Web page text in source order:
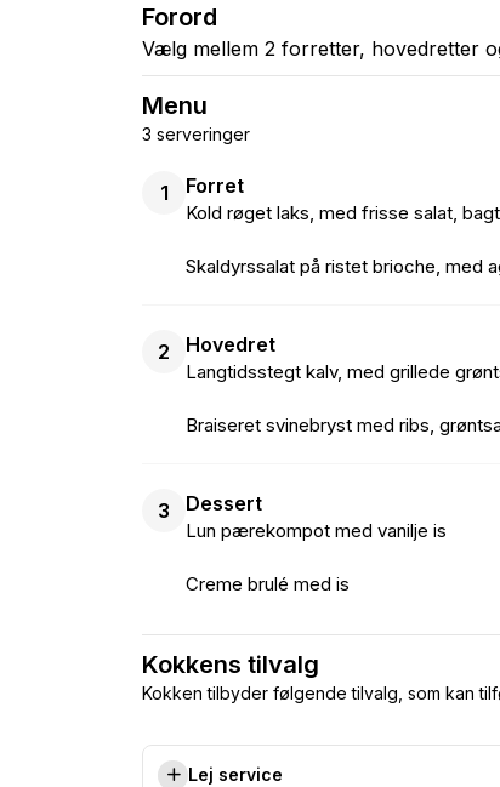
Forord
Vælg mellem 2 forretter, hovedretter
Menu
3 serveringer
1 Forret
Kold røget laks, med frisse salat,
Skaldyrssalat på ristet brioche, med
2 Hovedret
Langtidsstegt kalv, med grillede
Braiseret svinebryst med ribs,
3 Dessert
Lun pærekompot med vanilje is
Creme brulé med is
Kokkens tilvalg
Kokken tilbyder følgende tilvalg, som kan
Lej service